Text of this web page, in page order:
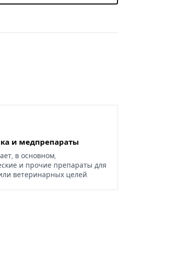
и медпрепараты
в основном,
и прочие препараты для
ветеринарных целей.